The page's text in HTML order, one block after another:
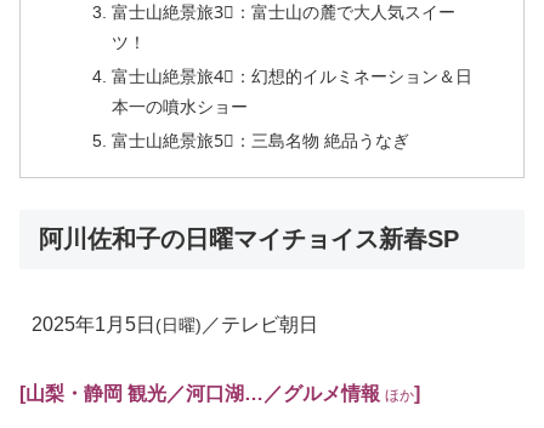
富士山絶景旅3⃣：富士山の麓で大人気スイー
ツ！
富士山絶景旅4⃣：幻想的イルミネーション＆日
本一の噴水ショー
富士山絶景旅5⃣：三島名物 絶品うなぎ
阿川佐和子の日曜マイチョイス新春SP
2025年1月5日 (日曜) ／テレビ朝日
[山梨・静岡 観光／河口湖… ／グルメ情報 ほか]